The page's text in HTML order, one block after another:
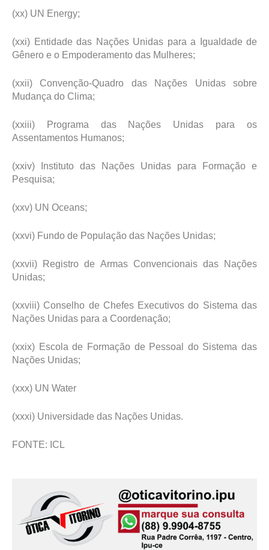
(xx) UN Energy;
(xxi) Entidade das Nações Unidas para a Igualdade de
Gênero e o Empoderamento das Mulheres;
(xxii) Convenção-Quadro das Nações Unidas sobre
Mudança do Clima;
(xxiii) Programa das Nações Unidas para os
Assentamentos Humanos;
(xxiv) Instituto das Nações Unidas para Formação e
Pesquisa;
(xxv) UN Oceans;
(xxvi) Fundo de População das Nações Unidas;
(xxvii) Registro de Armas Convencionais das Nações
Unidas;
(xxviii) Conselho de Chefes Executivos do Sistema das
Nações Unidas para a Coordenação;
(xxix) Escola de Formação de Pessoal do Sistema das
Nações Unidas;
(xxx) UN Water
(xxxi) Universidade das Nações Unidas.
FONTE: ICL